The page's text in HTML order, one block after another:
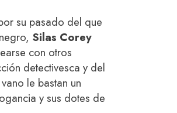
su pasado del que
Silas Corey
con otros
detectivesca y del
le bastan un
y sus dotes de